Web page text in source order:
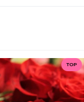
TOP